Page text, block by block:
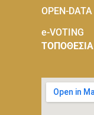
OPEN-DATA
e-VOTING
ΤΟΠΟΘΕΣΙΑ